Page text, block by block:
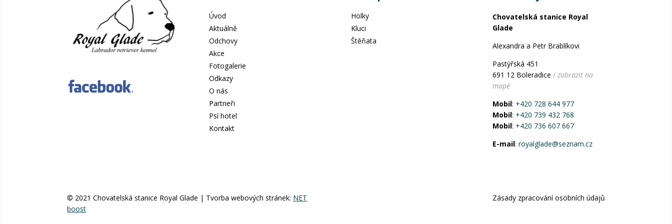
Úvod
Aktuálně
Odchovy
Akce
Fotogalerie
Odkazy
O nás
Partneři
Psí hotel
Kontakt
Holky
Kluci
Štěňata
Chovatelská stanice Royal
Glade
Alexandra a Petr Brablíkovi
Pastýřská 451
691 12 Boleradice/zobrazit na
mapě
Mobil: +420 728 644 977
Mobil: +420 739 432 768
Mobil: +420 736 607 667
E-mail:royalglade@seznam.cz
© 2021 Chovatelská stanice Royal Glade | Tvorba webových stránek: NET
boost
Zásady zpracování osobních údajů